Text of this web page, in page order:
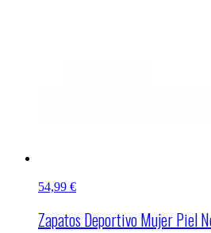
54,99 €
Zapatos Deportivo Mujer Piel